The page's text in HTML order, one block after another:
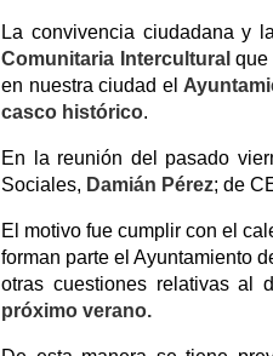
La convivencia ciudadana y
Comunitaria Interculturalque
en nuestra ciudad el
casco histórico.
En la reunión del pasado
Sociales, Damián Pérez; de
El motivo fue cumplir con el
forman parte el Ayuntamiento
otras cuestiones relativas al
próximo verano.